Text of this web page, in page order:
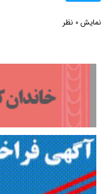
نمایش 0 نظر